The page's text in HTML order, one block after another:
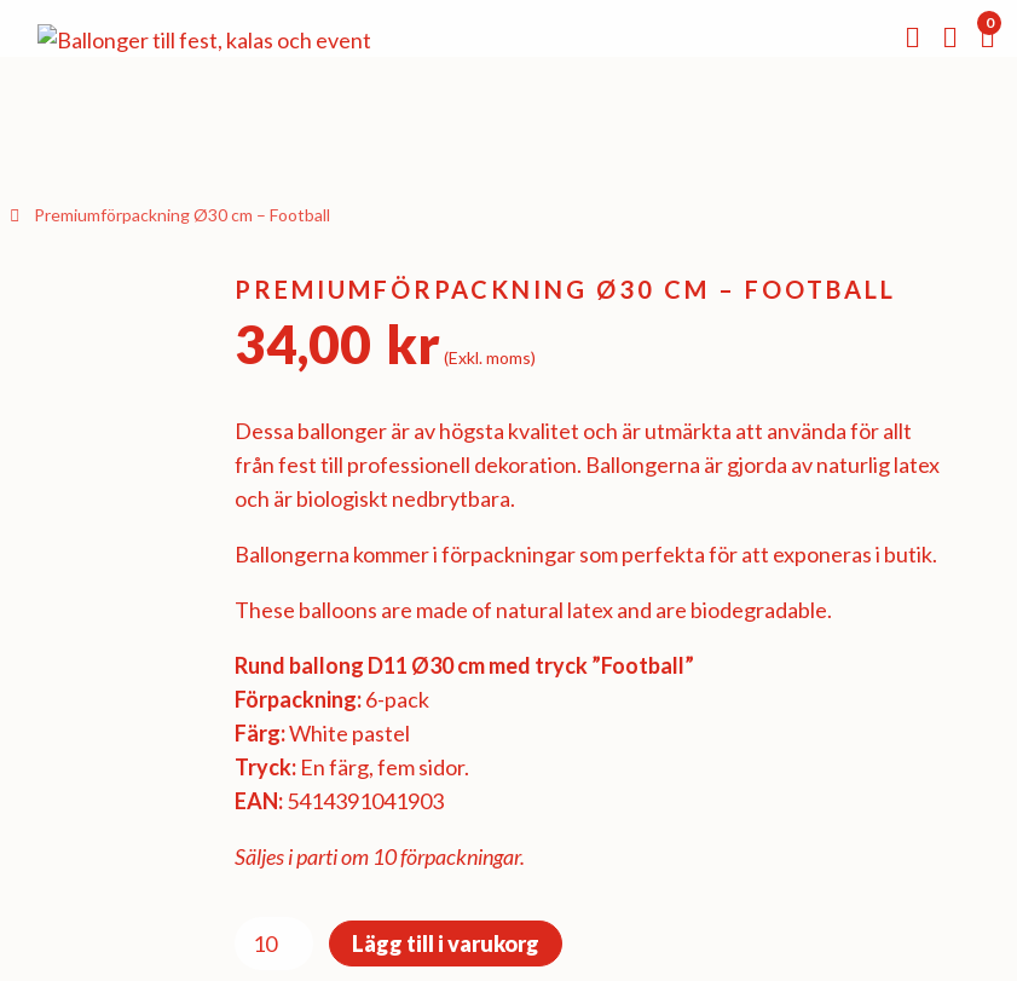
0
Premiumförpackning Ø30 cm – Football
PREMIUMFÖRPACKNING Ø30 CM – FOOTBALL
34,00 kr(Exkl. moms)
Dessa ballonger är av högsta kvalitet och är utmärkta att använda för allt
från fest till professionell dekoration. Ballongerna är gjorda av naturlig latex
och är biologiskt nedbrytbara.
Ballongerna kommer i förpackningar som perfekta för att exponeras i butik.
These balloons are made of natural latex and are biodegradable.
Rund ballong D11 Ø30 cm med tryck ”Football”
Förpackning:6-pack
Färg:White pastel
Tryck:En färg, fem sidor.
EAN:5414391041903
Säljes i parti om 10 förpackningar.
PremiumförpackningLägg till i varukorg